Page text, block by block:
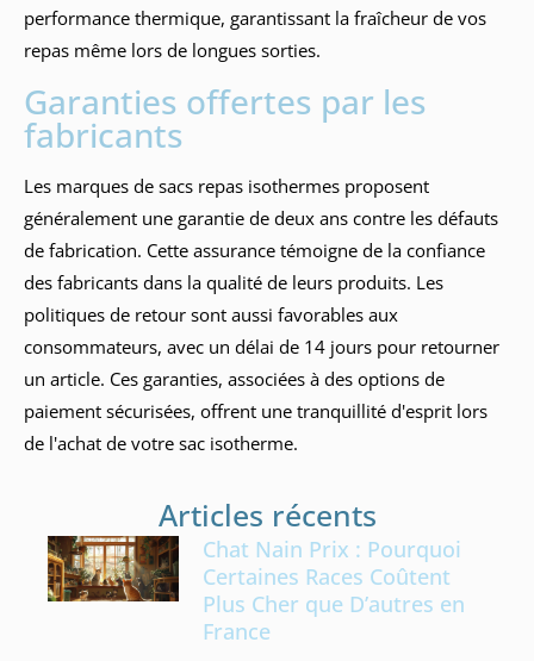
performance thermique, garantissant la fraîcheur de vos
repas même lors de longues sorties.
Garanties offertes par les
fabricants
Les marques de sacs repas isothermes proposent
généralement une garantie de deux ans contre les défauts
de fabrication. Cette assurance témoigne de la confiance
des fabricants dans la qualité de leurs produits. Les
politiques de retour sont aussi favorables aux
consommateurs, avec un délai de 14 jours pour retourner
un article. Ces garanties, associées à des options de
paiement sécurisées, offrent une tranquillité d'esprit lors
de l'achat de votre sac isotherme.
Articles récents
Chat Nain Prix : Pourquoi
Certaines Races Coûtent
Plus Cher que D’autres en
France